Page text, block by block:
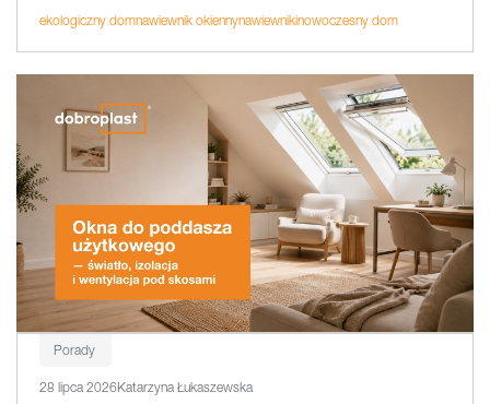
ekologiczny domnawiewnik okiennynawiewnikinowoczesny dom
Porady
28 lipca 2026Katarzyna Łukaszewska